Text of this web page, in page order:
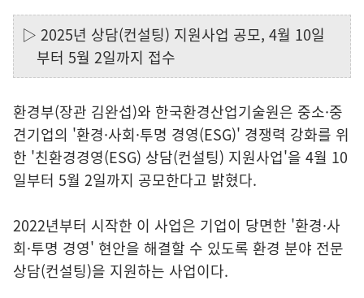
▷ 2025년 상담(컨설팅) 지원사업 공모, 4월 10일
부터 5월 2일까지 접수
환경부(장관 김완섭)와 한국환경산업기술원은 중소·중
견기업의 '환경·사회·투명 경영(ESG)' 경쟁력 강화를 위
한 '친환경경영(ESG) 상담(컨설팅) 지원사업'을 4월 10
일부터 5월 2일까지 공모한다고 밝혔다.
2022년부터 시작한 이 사업은 기업이 당면한 '환경·사
회·투명 경영' 현안을 해결할 수 있도록 환경 분야 전문
상담(컨설팅)을 지원하는 사업이다.